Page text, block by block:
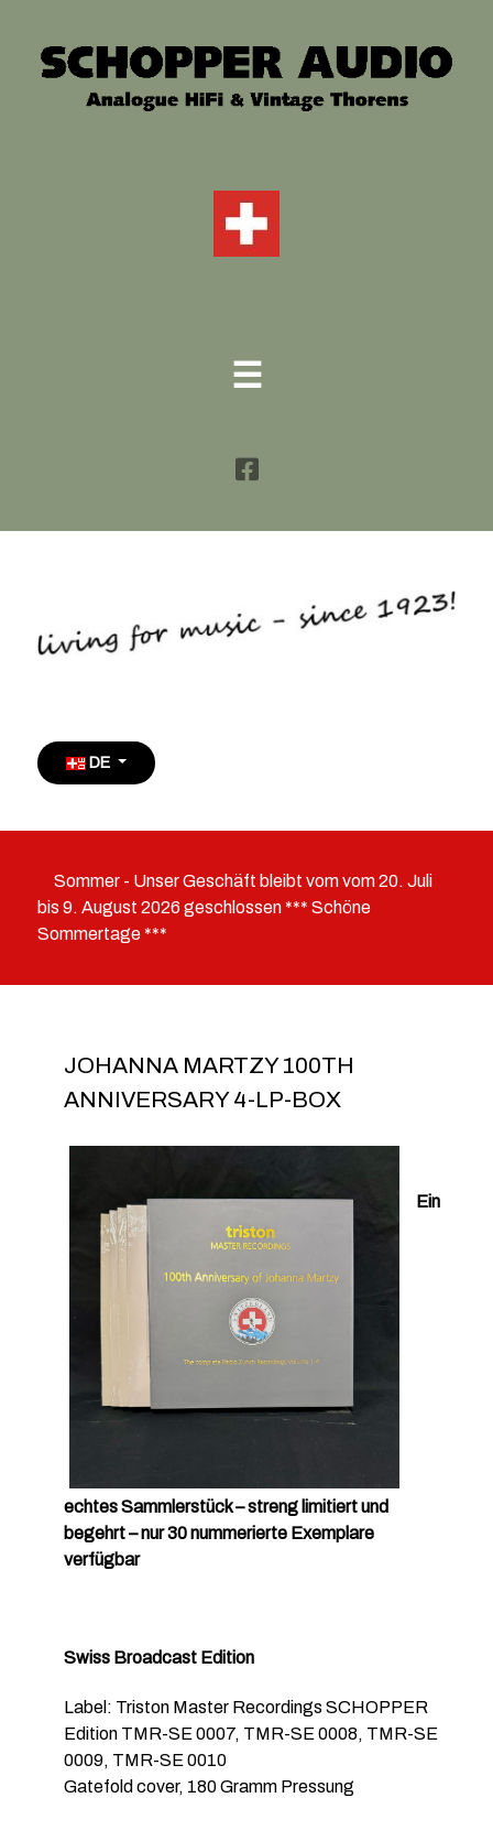
Sprache auswählen
DE
Sommer - Unser Geschäft bleibt vom vom 20. Juli
bis 9. August 2026 geschlossen *** Schöne
Sommertage ***
JOHANNA MARTZY 100TH
ANNIVERSARY 4-LP-BOX
Ein
echtes Sammlerstück – streng limitiert und
begehrt – nur 30 nummerierte Exemplare
verfügbar
Swiss Broadcast Edition
Label: Triston Master Recordings SCHOPPER
Edition TMR-SE 0007, TMR-SE 0008, TMR-SE
0009, TMR-SE 0010
Gatefold cover, 180 Gramm Pressung